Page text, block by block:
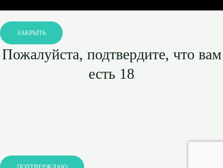
ЗАКРЫТЬ
Пожалуйста, подтвердите, что вам
есть 18